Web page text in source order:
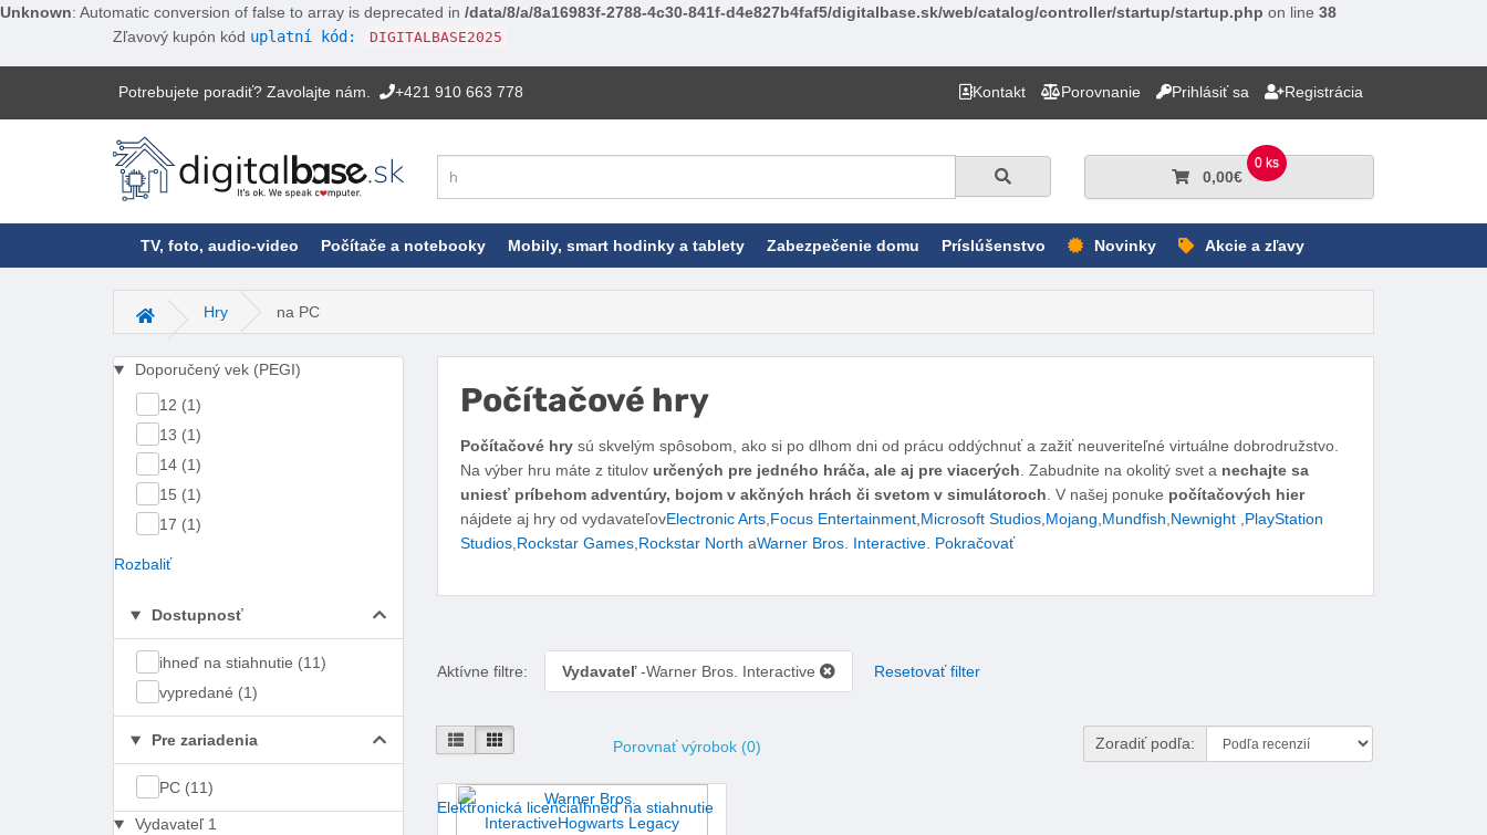
Unknown: Automatic conversion of false to array is deprecated in /data/8/a/8a16983f-2788-4c30-841f-d4e827b4faf5/digitalbase.sk/web/catalog/controller/startup/startup.php on line 38
Zľavový kupón kód uplatní kód: DIGITALBASE2025
Potrebujete poradiť? Zavolajte nám. +421 910 663 778 Kontakt Porovnanie Prihlásiť sa Registrácia
Hľadať
0 ks
0,00€
TV, foto, audio-video Počítače a notebooky Mobily, smart hodinky a tablety Zabezpečenie domu Príslúšenstvo Novinky Akcie a zľavy
Hlavná stránka
Hry na PC
Doporučený vek (PEGI)
12 (1)
13 (1)
14 (1)
15 (1)
17 (1)
Rozbaliť
Dostupnosť
ihneď na stiahnutie (11)
vypredané (1)
Pre zariadenia
PC (11)
Vydavateľ 1
Počítačové hry
Počítačové hrysú skvelým spôsobom, ako si po dlhom dni od prácu oddýchnuť a zažiť neuveriteľné virtuálne dobrodružstvo.
Na výber hru máte z titulov určených pre jedného hráča, ale aj pre viacerých. Zabudnite na okolitý svet a nechajte sa
uniesť príbehom adventúry, bojom v akčných hrách či svetom v simulátoroch. V našej ponuke počítačových hier
nájdete aj hry od vydavateľovElectronic Arts,Focus Entertainment,Microsoft Studios,Mojang,Mundfish,Newnight ,PlayStation
Studios,Rockstar Games,Rockstar North aWarner Bros. Interactive. Pokračovať
Aktívne filtre: Vydavateľ-Warner Bros. Interactive Resetovať filter
Pod sebaVedľa seba Porovnať výrobok (0) Zoradiť podľa:
Elektronická licenciaIhneď na stiahnutie